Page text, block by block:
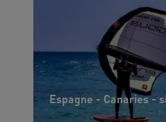
Espagne - Canaries -